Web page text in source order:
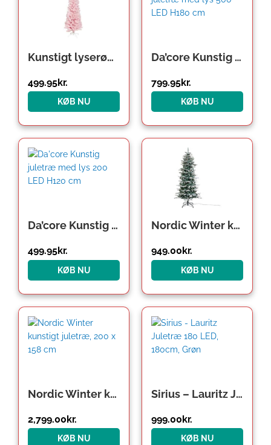
Kunstigt lyserødt juletræ u/lys – H1,8m
499.95kr.
KØB NU
Da’core Kunstig juletræ med lys 500 LED H180 cm
var:
799.95kr.
er:
KØB NU
Da’core Kunstig juletræ med lys 200 LED H120 cm
oprindelige
pris
var:
499.95kr.
aktuelle
pris
er:
KØB NU
Nordic Winter kunstigt juletræ med lys, 180 x 86 cm
949.00kr.
KØB NU
Nordic Winter kunstigt juletræ, 200 x 158 cm
2,799.00kr.
KØB NU
Sirius – Lauritz Juletræ 180 LED, 180cm, Grøn
999.00kr.
KØB NU